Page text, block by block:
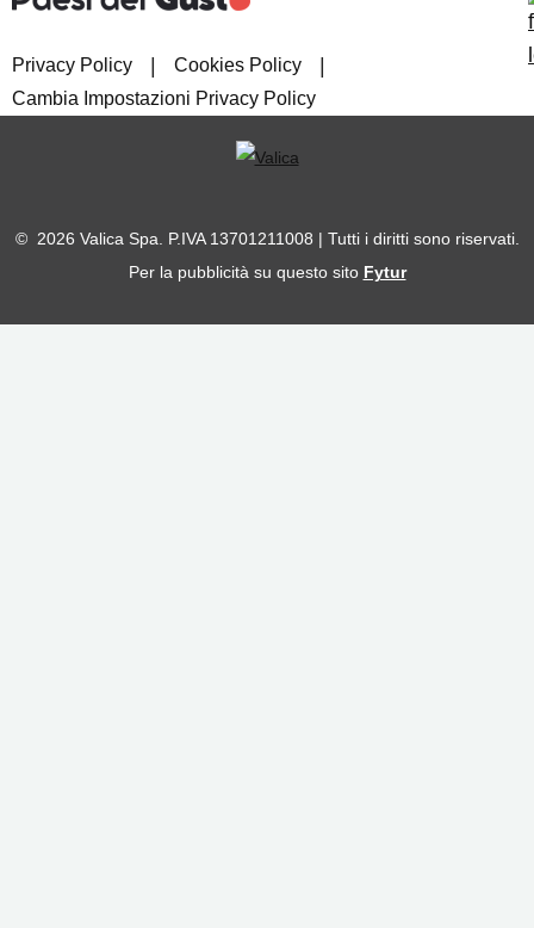
Privacy Policy Cookies Policy
Cambia Impostazioni Privacy Policy
© 2026 Valica Spa. P.IVA 13701211008 | Tutti i diritti sono riservati.
Per la pubblicità su questo sito Fytur